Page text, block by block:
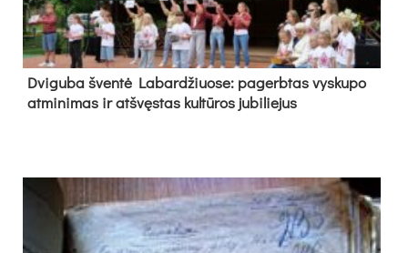
Dvi­gu­ba šven­tė La­bar­džiuo­se: pa­gerb­tas vys­ku­po
at­mi­ni­mas ir at­švęs­tas kul­tū­ros ju­bi­lie­jus